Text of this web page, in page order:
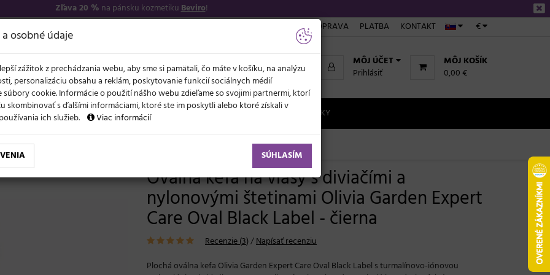
Zľava 20 % na pánsku kozmetikuBeviro!
€
VŠETKO O NÁKUPE DOPRAVA PLATBA KONTAKT
MÔJ KOŠÍK
0,00 €
MÔJ ÚČET
Prihlásiť
NOVO LETO A VLASY AKCIE ZNAČKY NOVINKY
s diviačími a nylonovými štetinami Olivia Garden Expert Care Oval Black Label - čierna
Oválna kefa na vlasy s diviačími a
nylonovými štetinami Olivia Garden Expert
Care Oval Black Label - čierna
Recenzie (3)/Napísať recenziu
Plochá oválna kefa Olivia Garden Expert Care Oval Black Label s turmalínovo-iónovou
osobné údaje
zážitok z prechádzania webu, aby sme si pamätali, čo máte v košíku, na analýzu
personalizáciu obsahu a reklám, poskytovanie funkcií sociálnych médií
súbory cookie. Informácie o použití nášho webu zdieľame so svojimi partnermi, ktorí
skombinovať s ďalšími informáciami, ktoré ste im poskytli alebo ktoré získali v
ich služieb.
Viac informácií
SÚHLASÍM